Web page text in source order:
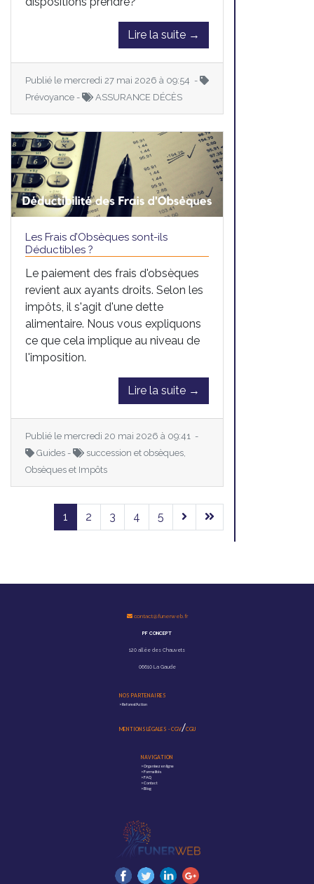
Lire la suite →
Publié le mercredi 27 mai 2026 à 09:54 -
Prévoyance -
ASSURANCE DÉCÈS
Les Frais d’Obsèques sont-ils
Déductibles ?
Le paiement des frais d'obsèques
revient aux ayants droits. Selon les
impôts, il s'agit d'une dette
alimentaire. Nous vous expliquons
ce que cela implique au niveau de
l'imposition.
Lire la suite →
Publié le mercredi 20 mai 2026 à 09:41 -
Guides -
succession et obsèques,
Obsèques et Impôts
1 2 3 4 5
contact@funerweb.fr
PF CONCEPT
120 allée des Chauvets
06610 La Gaude
NOS PARTENAIRES
>Reforest'Action
MENTIONS LÉGALES - CGV/CGU
NAVIGATION
>Organisez en ligne
>Formalités
>FAQ
>Contact
>Blog